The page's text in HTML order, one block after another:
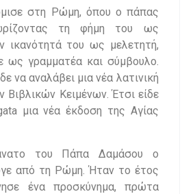
στη Ρώμη, όπου ο πάπας
τη φήμη του ως
ικανότητά του ως μελετητή,
ως γραμματέα και σύμβουλο.
να αναλάβει μια νέα λατινική
Κειμένων. Έτσι είδε
μια νέα έκδοση της Αγίας
του Πάπα Δαμάσου ο
από τη Ρώμη. Ήταν το έτος
ένα προσκύνημα, πρώτα